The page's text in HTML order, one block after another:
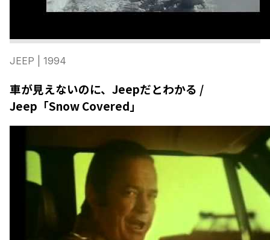
JEEP | 1994
車が見えないのに、Jeepだとわかる /
Jeep「Snow Covered」